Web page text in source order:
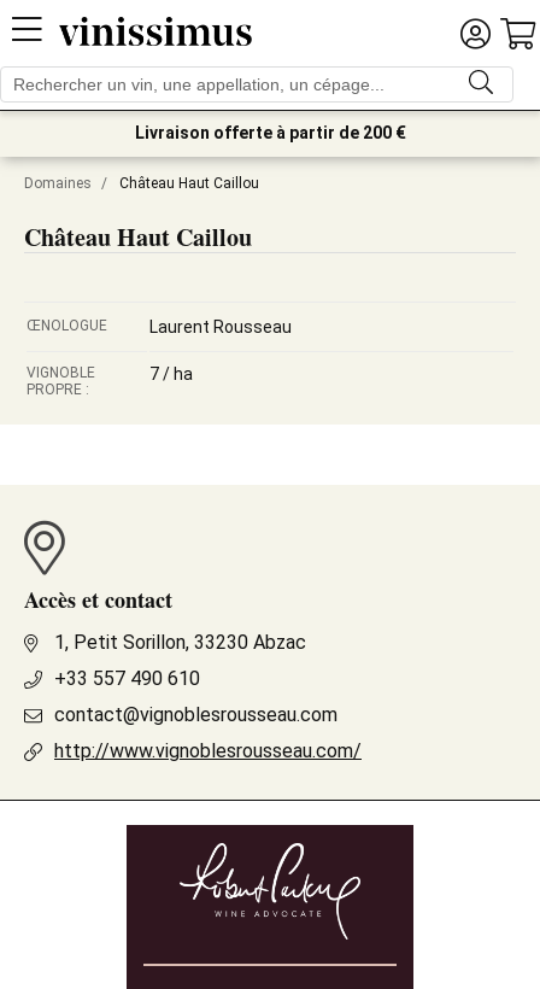
Livraison offerte à partir de 200 €
Domaines / Château Haut Caillou
Château Haut Caillou
ŒNOLOGUE Laurent Rousseau
VIGNOBLE
PROPRE :
7 / ha
Accès et contact
1, Petit Sorillon, 33230 Abzac
+33 557 490 610
contact@vignoblesrousseau.com
http://www.vignoblesrousseau.com/